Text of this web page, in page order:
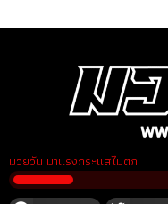
มวยวัน มาแรงกระแสไม่ตก